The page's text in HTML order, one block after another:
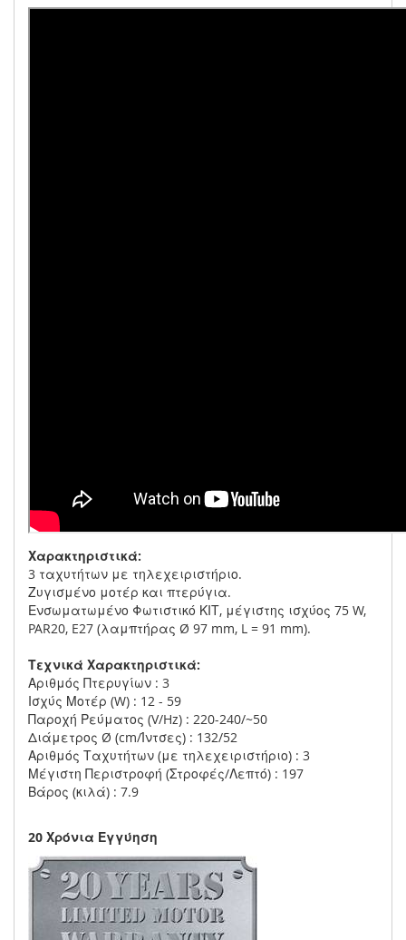
Χαρακτηριστικά:
3 ταχυτήτων με τηλεχειριστήριο.
Ζυγισμένο μοτέρ και πτερύγια.
Ενσωματωμένο Φωτιστικό ΚΙΤ, μέγιστης ισχύος 75 W,
PAR20, E27 (λαμπτήρας Ø 97 mm, L = 91 mm).
Τεχνικά Χαρακτηριστικά:
Αριθμός Πτερυγίων : 3
Ισχύς Μοτέρ (W) : 12 - 59
Παροχή Ρεύματος (V/Hz) : 220-240/~50
Διάμετρος Ø (cm/Ίντσες) : 132/52
Αριθμός Ταχυτήτων (με τηλεχειριστήριο) : 3
Μέγιστη Περιστροφή (Στροφές/Λεπτό) : 197
Βάρος (κιλά) : 7.9
20 Χρόνια Εγγύηση